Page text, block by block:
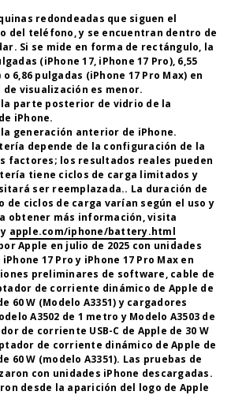
redondeadas que siguen el
del teléfono, y se encuentran dentro de
Si se mide en forma de rectángulo, la
(iPhone 17, iPhone 17 Pro), 6,55
6,86 pulgadas (iPhone 17 Pro Max) en
visualización es menor.
la parte posterior de vidrio de la
iPhone.
generación anterior de iPhone.
depende de la configuración de la
factores; los resultados reales pueden
tiene ciclos de carga limitados y
ser reemplazada.. La duración de
de ciclos de carga varían según el uso y
obtener más información, visita
y apple.com/iphone/battery.html
Apple en julio de 2025 con unidades
17 Pro y iPhone 17 Pro Max en
preliminares de software, cable de
de corriente dinámico de Apple de
60 W (Modelo A3351) y cargadores
A3502 de 1 metro y Modelo A3503 de
de corriente USB-C de Apple de 30 W
de corriente dinámico de Apple de
60 W (modelo A3351). Las pruebas de
con unidades iPhone descargadas.
desde la aparición del logo de Apple